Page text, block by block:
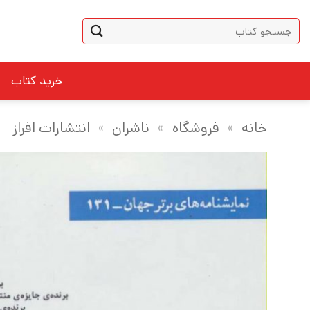
content
جستجو
برای:
خرید کتاب
خانه » فروشگاه » ناشران » انتشارات افراز